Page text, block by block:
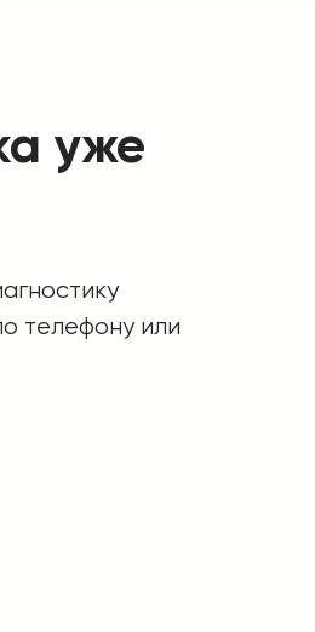
уже
телефону или